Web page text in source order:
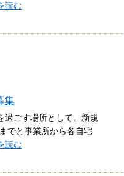
読む
集
過ごす場所として、新規
でと事業所から各自宅
読む